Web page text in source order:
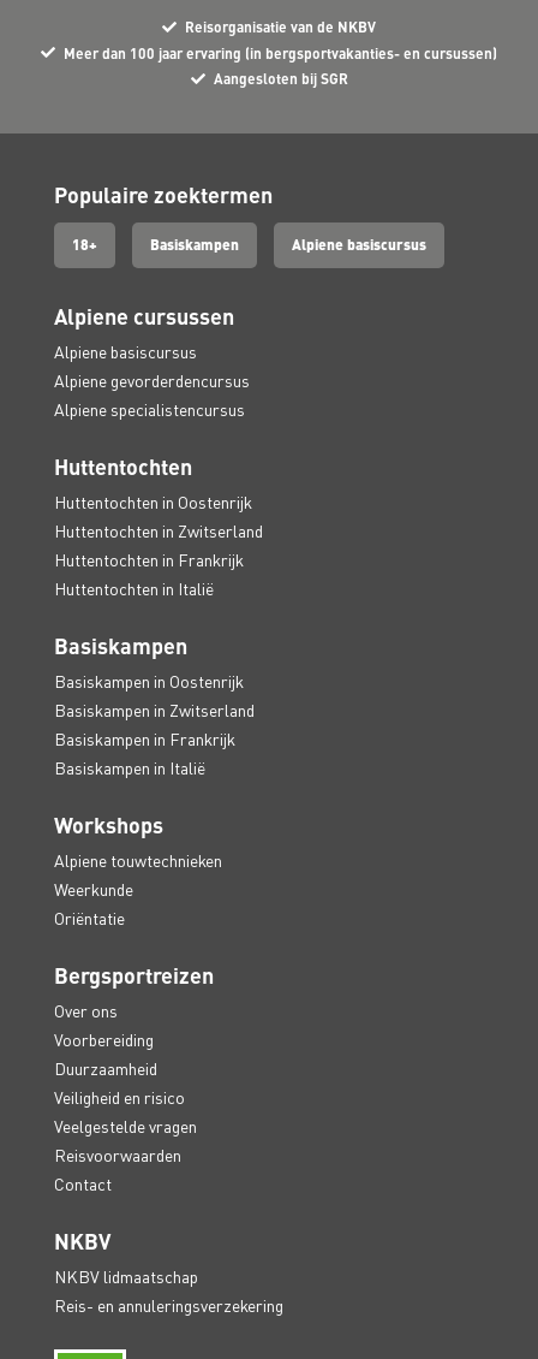
Reisorganisatie van de NKBV
Meer dan 100 jaar ervaring (in bergsportvakanties- en cursussen)
Aangesloten bij SGR
Populaire zoektermen
18+ Basiskampen Alpiene basiscursus
Alpiene cursussen
Alpiene basiscursus
Alpiene gevorderdencursus
Alpiene specialistencursus
Huttentochten
Huttentochten in Oostenrijk
Huttentochten in Zwitserland
Huttentochten in Frankrijk
Huttentochten in Italië
Basiskampen
Basiskampen in Oostenrijk
Basiskampen in Zwitserland
Basiskampen in Frankrijk
Basiskampen in Italië
Workshops
Alpiene touwtechnieken
Weerkunde
Oriëntatie
Bergsportreizen
Over ons
Voorbereiding
Duurzaamheid
Veiligheid en risico
Veelgestelde vragen
Reisvoorwaarden
Contact
NKBV
NKBV lidmaatschap
Reis- en annuleringsverzekering